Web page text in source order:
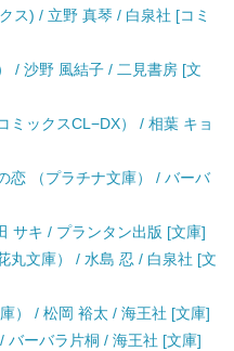
ス) / 立野 真琴 / 白泉社 [コミ
/ 沙野 風結子 / 二見書房 [文
ミックスCL−DX） / 相葉 キョ
恋 （プラチナ文庫） / バーバ
サキ / プランタン出版 [文庫]
丸文庫） / 水島 忍 / 白泉社 [文
） / 松岡 裕太 / 海王社 [文庫]
バーバラ片桐 / 海王社 [文庫]